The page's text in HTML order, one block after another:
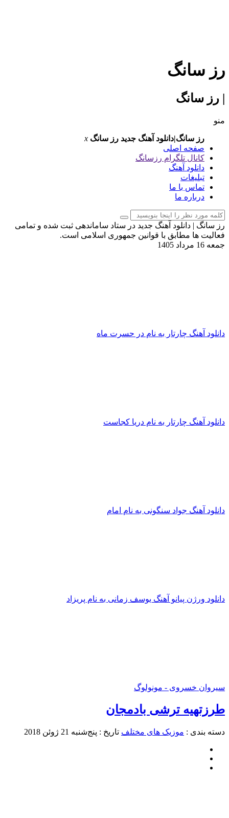
رز سانگ
| رز سانگ
منو
رز سانگ|دانلود آهنگ جدید رز سانگ x
صفحه اصلی
کانال تلگرام رزسانگ
دانلود آهنگ
تبلیغات
تماس با ما
درباره ما
رز سانگ | دانلود آهنگ جدید در ستاد ساماندهی ثبت شده و تمامی
فعالیت ها مطابق با قوانین جمهوری اسلامی است.
جمعه 16 مرداد 1405
دانلود آهنگ چارتار به نام در حسرت ماه
دانلود آهنگ چارتار به نام دریا کجاست
دانلود آهنگ جواد سنگونی به نام امام
دانلود ورژن پیانو آهنگ یوسف زمانی به نام پریزاد
سیروان خسروی - مونولوگ
طرزتهیه ترشی بادمجان
دسته بندی : موزیک های مختلف تاریخ : پنج‌شنبه 21 ژوئن 2018